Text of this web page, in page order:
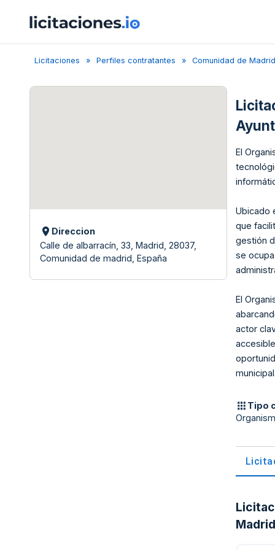
Licitaciones Perfiles contratantes Comunidad de Madrid
Direccion
Calle de albarracín, 33, Madrid, 28037,
Comunidad de madrid, España
El
Ubicado
que
gestión
se
El
actor
municipal.
Tipo
Madrid